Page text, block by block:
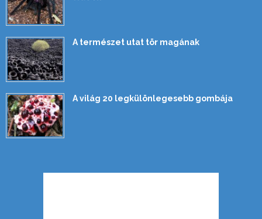
A természet utat tör magának
A világ 20 legkülönlegesebb gombája